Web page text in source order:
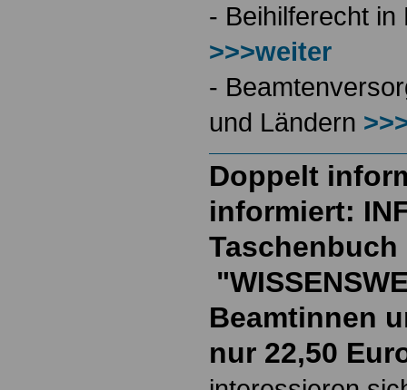
- Beihilferecht
>>>weiter
-
und Ländern
Doppelt
informiert:
Taschenbuch
Beamtinnen
nur 22,50